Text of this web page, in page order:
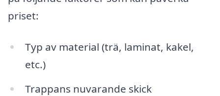
priset:
Typ av material (trä, laminat, kakel,
etc.)
Trappans nuvarande skick